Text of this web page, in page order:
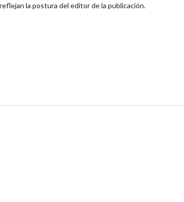
la postura del editor de la publicación.